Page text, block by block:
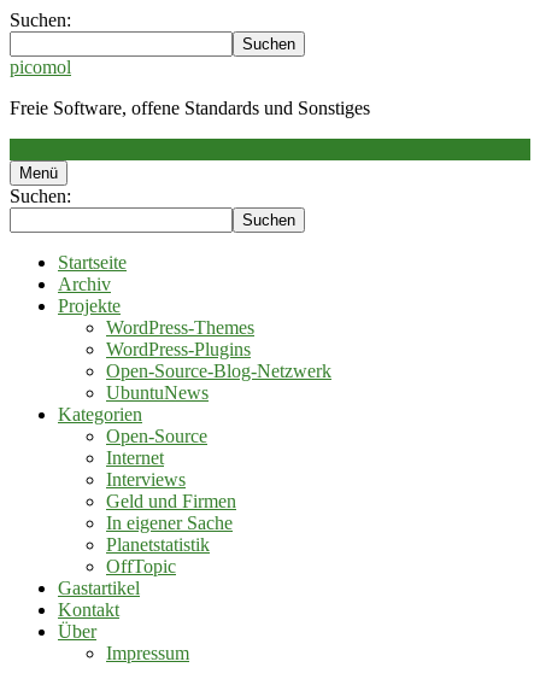
Suchen:
picomol
Freie Software, offene Standards und Sonstiges
Menü
Suchen:
Startseite
Archiv
Projekte
WordPress-Themes
WordPress-Plugins
Open-Source-Blog-Netzwerk
UbuntuNews
Kategorien
Open-Source
Internet
Interviews
Geld und Firmen
In eigener Sache
Planetstatistik
OffTopic
Gastartikel
Kontakt
Über
Impressum